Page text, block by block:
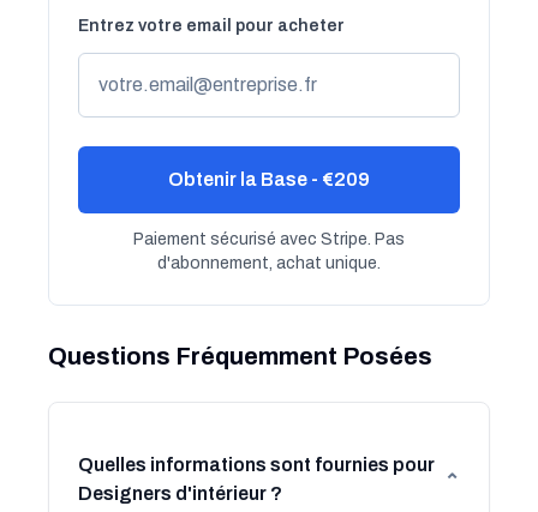
Entrez votre email pour acheter
Obtenir la Base - €209
Paiement sécurisé avec Stripe. Pas
d'abonnement, achat unique.
Questions Fréquemment Posées
Quelles informations sont fournies pour
Designers d'intérieur ?
⌄